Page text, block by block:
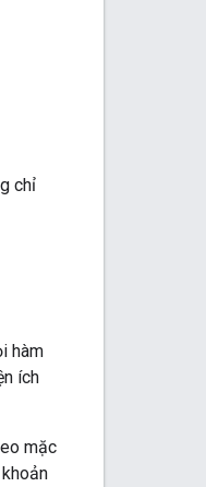
chỉ
hàm
ích
mặc